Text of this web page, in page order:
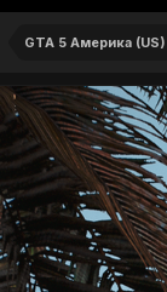
GTA 5 Америка (US)